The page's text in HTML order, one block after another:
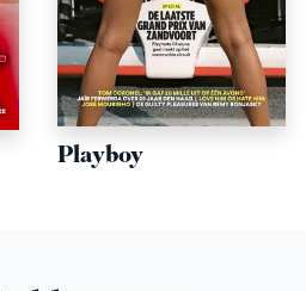
Playboy